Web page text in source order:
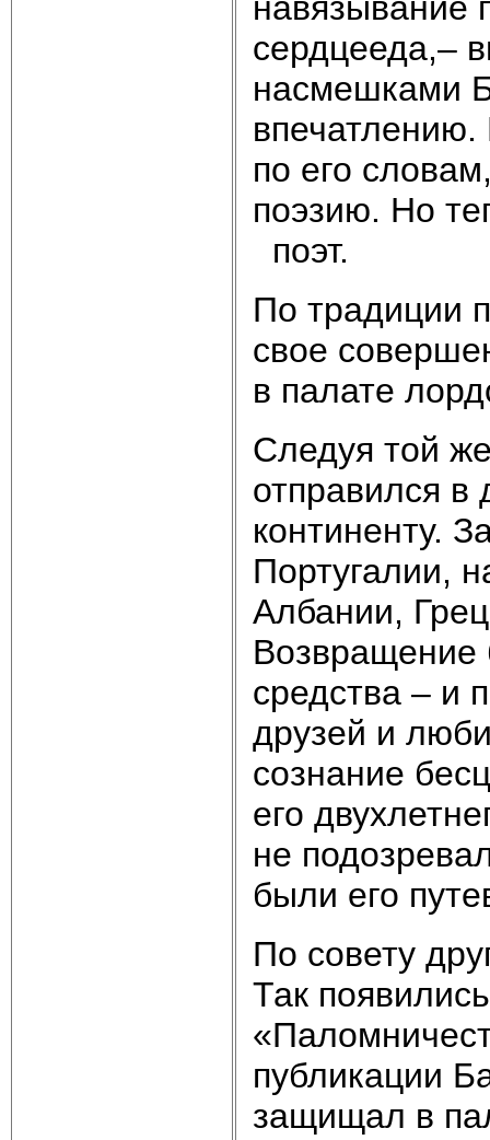
сердцееда,–
насмешками
по его
поэзию. Но
поэт.
По традиции
свое
в палате
Следуя той
отправился в
континенту.
Португалии,
Албании,
Возвращение
средства – и
друзей и
сознание
его
не
были его
По совету
Так
публикации
защищал в